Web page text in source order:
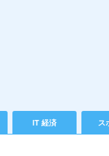
IT 経済 ス